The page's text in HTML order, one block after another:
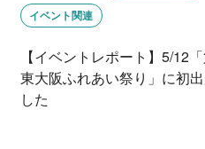
イベント関連
【イベントレポート】5/12
東大阪ふれあい祭り」に初
した